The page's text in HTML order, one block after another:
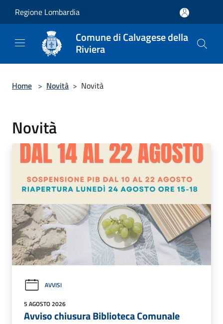
Regione Lombardia
Comune di Calvagese della
Riviera
Home > Novità > Novità
Novità
AVVISI
5 AGOSTO 2026
Avviso chiusura Biblioteca Comunale